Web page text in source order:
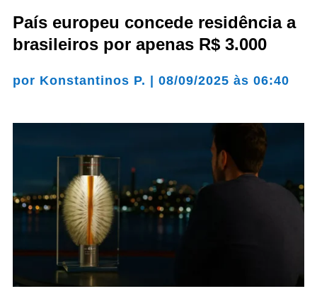
País europeu concede residência a
brasileiros por apenas R$ 3.000
por Konstantinos P. 08/09/2025 às 06:40